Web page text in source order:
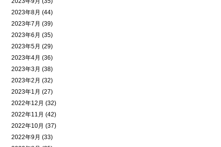
2023年8月 (44)
2023年7月 (39)
2023年6月 (35)
2023年5月 (29)
2023年4月 (36)
2023年3月 (38)
2023年2月 (32)
2023年1月 (27)
2022年12月 (32)
2022年11月 (42)
2022年10月 (37)
2022年9月 (33)